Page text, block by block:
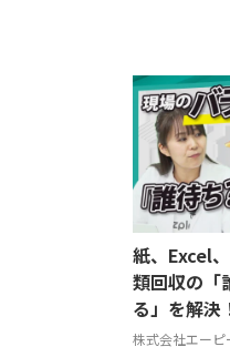
紙、Excel
類回収の「
る」を解決
株式会社エーピ